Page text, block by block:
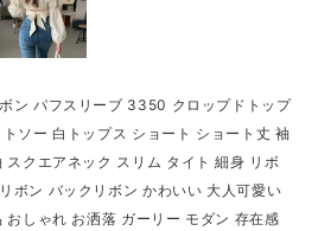
ン パフスリーブ 3350 クロップドトップ
ソー 白トップス ショート ショート丈 袖
クエアネック スリム タイト 細身 リボ
ボン バックリボン かわいい 大人可愛い
おしゃれ お洒落 ガーリー モダン 存在感